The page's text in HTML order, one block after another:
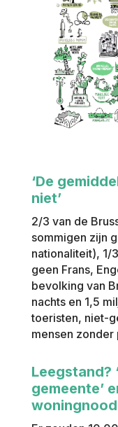
‘De
niet’
2/3 van de
sommigen zijn
nationaliteit), 1/
geen Frans,
bevolking van
nachts en 1,5
toeristen, niet-
mensen
Leegstand?
gemeente’
woningnood